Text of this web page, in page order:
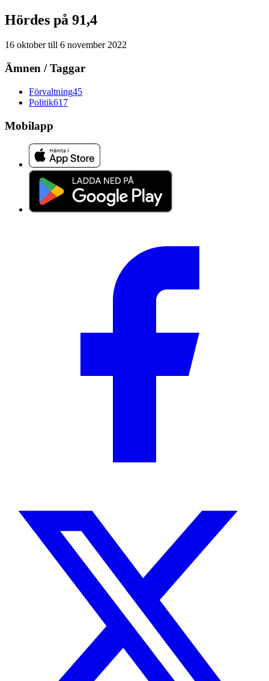
Hördes på 91,4
16 oktobertill 6 november 2022
Ämnen / Taggar
Förvaltning45
Politik617
Mobilapp